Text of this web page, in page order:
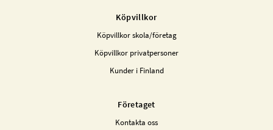
Köpvillkor
Köpvillkor skola/företag
Köpvillkor privatpersoner
Kunder i Finland
Företaget
Kontakta oss